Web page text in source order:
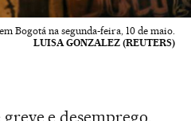
Bogotá na segunda-feira, 10 de maio.
LUISA GONZALEZ (REUTERS)